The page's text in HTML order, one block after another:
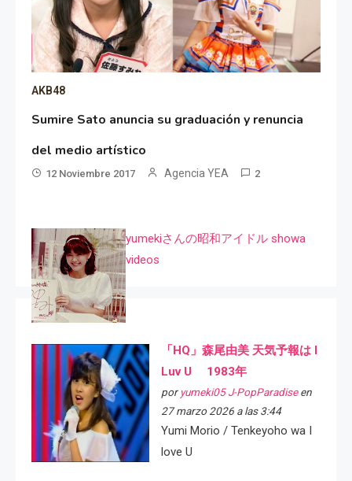
AKB48
Sumire Sato anuncia su graduación y renuncia
del medio artístico
12 Noviembre 2017 Agencia YEA 2
yumekiさんの昭和アイドル showa
videos
「HQ」森尾由美 天気予報は I
Luv U 1983年
por yumeki05 J-PopParadiseen
27 marzo 2026 a las 3:44
Yumi Morio / Tenkeyoho wa I
love U